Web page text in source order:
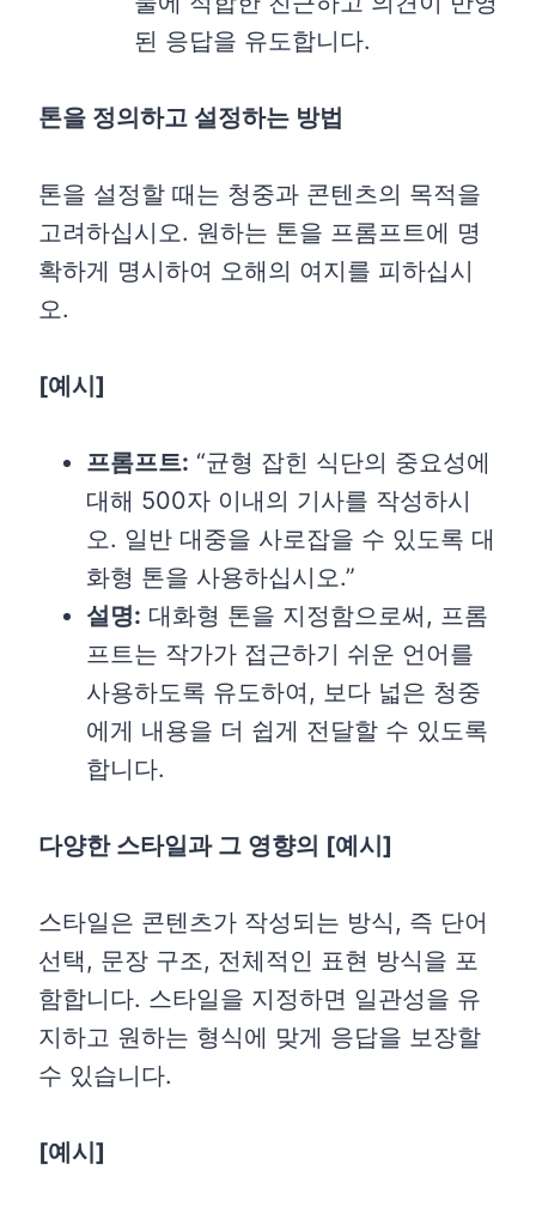
된 응답을 유도합니다.
톤을 정의하고 설정하는 방법
톤을 설정할 때는 청중과 콘텐츠의 목적을
고려하십시오. 원하는 톤을 프롬프트에 명
확하게 명시하여 오해의 여지를 피하십시
오.
[예시]
프롬프트: “균형 잡힌 식단의 중요성에
대해 500자 이내의 기사를 작성하시
오. 일반 대중을 사로잡을 수 있도록 대
화형 톤을 사용하십시오.”
설명: 대화형 톤을 지정함으로써, 프롬
프트는 작가가 접근하기 쉬운 언어를
사용하도록 유도하여, 보다 넓은 청중
에게 내용을 더 쉽게 전달할 수 있도록
합니다.
다양한 스타일과 그 영향의 [예시]
스타일은 콘텐츠가 작성되는 방식, 즉 단어
선택, 문장 구조, 전체적인 표현 방식을 포
함합니다. 스타일을 지정하면 일관성을 유
지하고 원하는 형식에 맞게 응답을 보장할
수 있습니다.
[예시]